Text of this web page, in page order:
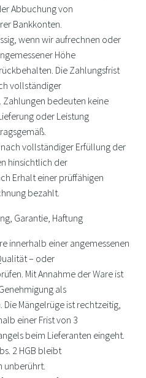
Abbuchung von
Bankkonten.
wenn wir aufrechnen oder
Höhe
Die Zahlungsfrist
vollständiger
Zahlungen bedeuten keine
oder Leistung
vollständiger Erfüllung der
hinsichtlich der
Erhalt einer prüffähigen
bezahlt.
Garantie, Haftung
innerhalb einer angemessenen
– oder
Mit Annahme der Ware ist
als
Mängelrüge ist rechtzeitig,
einer Frist von 3
beim Lieferanten eingeht.
2 HGB bleibt
unberührt.